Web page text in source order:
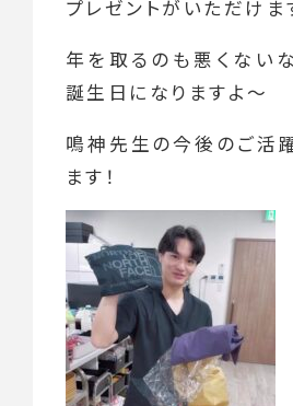
プレゼントがいただけま
年を取るのも悪くない
誕生日になりますよ～
鳴神先生の今後のご活
ます！